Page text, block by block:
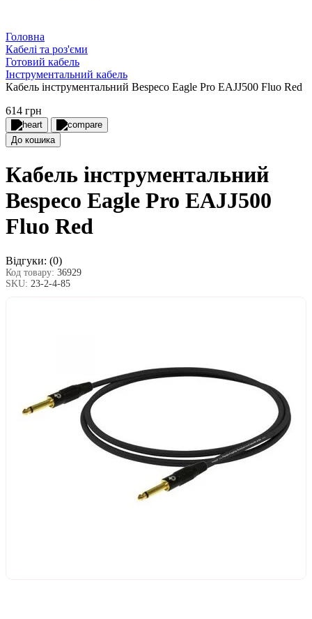
Головна
Кабелі та роз'єми
Готовий кабель
Інструментальний кабель
Кабель інструментальний Bespeco Eagle Pro EAJJ500 Fluo Red
614 грн
До кошика
Кабель інструментальний
Bespeco Eagle Pro EAJJ500
Fluo Red
Відгуки: (0)
Код товару: 36929
SKU: 23-2-4-85